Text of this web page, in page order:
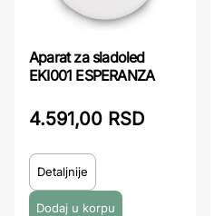
Aparat za sladoled
EKI001 ESPERANZA
4.591,00 RSD
Detaljnije